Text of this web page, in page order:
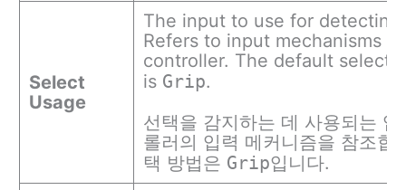
Select
Usage
The input to use for detecting
Refers to input mechanisms
controller. The default select
is Grip.
선택을 감지하는 데 사용되는 입
롤러의 입력 메커니즘을 참조합
택 방법은 Grip입니다.